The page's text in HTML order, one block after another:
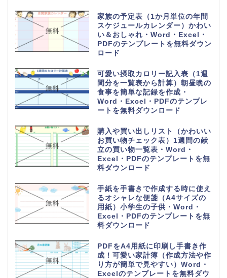
家族の予定表（1か月単位の年間
スケジュールカレンダー）かわい
い＆おしゃれ・Word・Excel・
PDFのテンプレートを無料ダウン
ロード
可愛い摂取カロリー記入表（1週
間分を一覧表から計算）朝昼晩の
食事を簡単な記録を作成・
Word・Excel・PDFのテンプレ
ートを無料ダウンロード
購入や買い出しリスト（かわいい
お買い物チェック表）1週間の献
立の買い物一覧表・Word・
Excel・PDFのテンプレートを無
料ダウンロード
手紙を手書きで作成する時に使え
るオシャレな便箋（A4サイズの
用紙）小学生の子供・Word・
Excel・PDFのテンプレートを無
料ダウンロード
PDFをA4用紙に印刷し手書き作
成！可愛い家計簿（作成方法や作
り方が簡単で見やすい）Word・
Excelのテンプレートを無料ダウ